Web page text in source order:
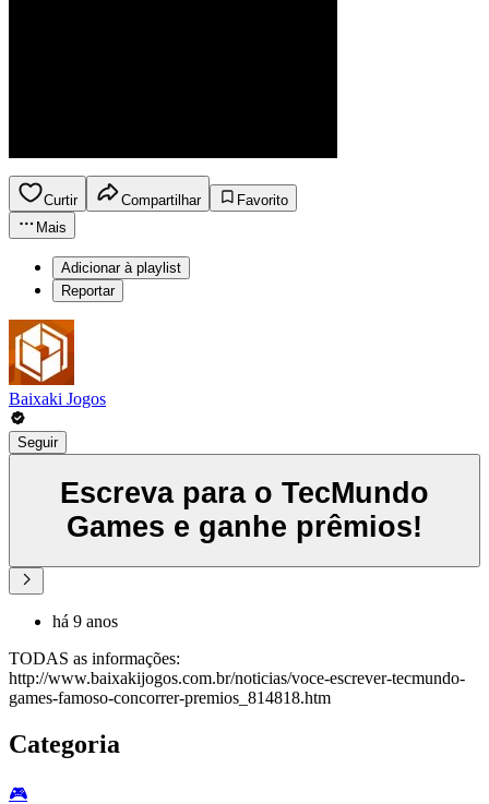
Curtir Compartilhar
Favorito
Mais
Adicionar à playlist
Reportar
Baixaki Jogos
Seguir
Escreva para o TecMundo
Games e ganhe prêmios!
há 9 anos
TODAS as informações:
http://www.baixakijogos.com.br/noticias/voce-escrever-tecmundo-
games-famoso-concorrer-premios_814818.htm
Categoria
🎮️